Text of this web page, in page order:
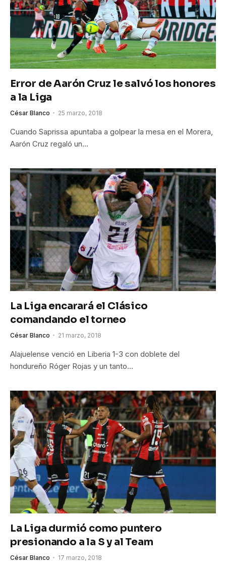
Error de Aarón Cruz le salvó los honores
a la Liga
César Blanco 25 marzo, 2018
Cuando Saprissa apuntaba a golpear la mesa en el Morera,
Aarón Cruz regaló un…
La Liga encarará el Clásico
comandando el torneo
César Blanco 21 marzo, 2018
Alajuelense venció en Liberia 1-3 con doblete del
hondureño Róger Rojas y un tanto…
La Liga durmió como puntero
presionando a la S y al Team
César Blanco 17 marzo, 2018